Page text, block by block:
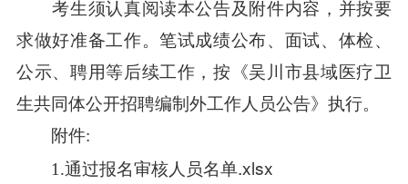
考生须认真阅读本公告及附件内容，并按要
求做好准备工作。笔试成绩公布、面试、体检、
公示、聘用等后续工作，按《吴川市县域医疗卫
生共同体公开招聘编制外工作人员公告》执行。
附件:
1.通过报名审核人员名单.xlsx